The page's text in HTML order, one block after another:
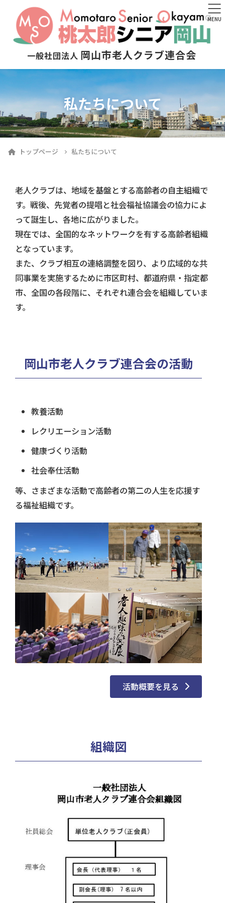
一般社団法人 岡山市老人クラブ連合会
私たちについて
トップページ 私たちについて
老人クラブは、地域を基盤とする高齢者の自主組織で
す。 戦後、先覚者の提唱と社会福祉協議会の協力によ
って誕生し、各地に広がりました。
現在では、全国的なネットワークを有する高齢者組織
となっています。
また、クラブ相互の連絡調整を図り、より広域的な共
同事業を実施するために市区町村、都道府県・指定都
市、全国の各段階に、それぞれ連合会を組織していま
す。
岡山市老人クラブ連合会の活動
教養活動
レクリエーション活動
健康づくり活動
社会奉仕活動
等、さまざまな活動で高齢者の第二の人生を応援す
る福祉組織です。
活動概要を見る
組織図
MENU